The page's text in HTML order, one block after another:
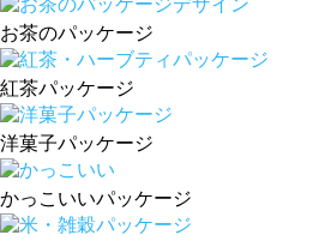
お茶のパッケージ
紅茶パッケージ
洋菓子パッケージ
かっこいいパッケージ